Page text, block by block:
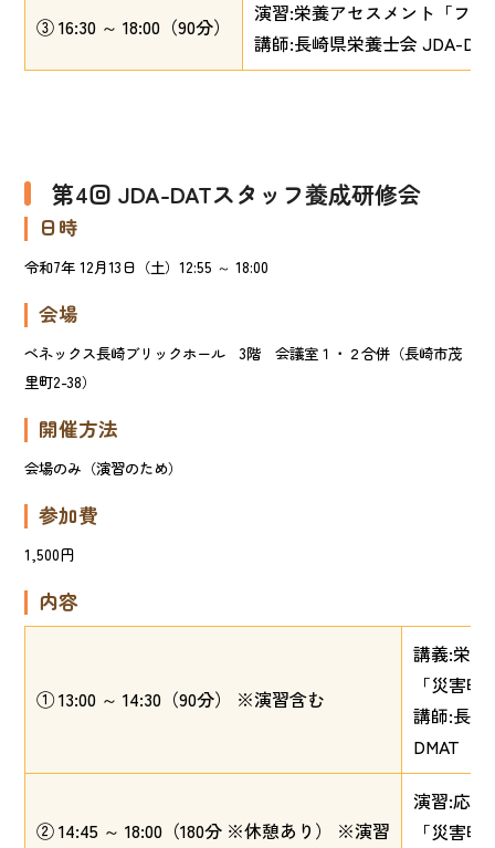
③ 16:30 ～ 18:00（90分）
演習:栄養アセスメント「フェ
講師:長崎県栄養士会 JDA-
第4回 JDA-DATスタッフ養成研修会
日時
令和7年 12月13日（土）12:55 ～ 18:00
会場
ベネックス長崎ブリックホール 3階 会議室１・２合併（長崎市茂
里町2-38）
開催方法
会場のみ（演習のため）
参加費
1,500円
内容
① 13:00 ～ 14:30（90分） ※演習含む
講義:栄
「災害
講師:長
DMAT （
② 14:45 ～ 18:00（180分 ※休憩あり） ※演習
演習:応
「災害